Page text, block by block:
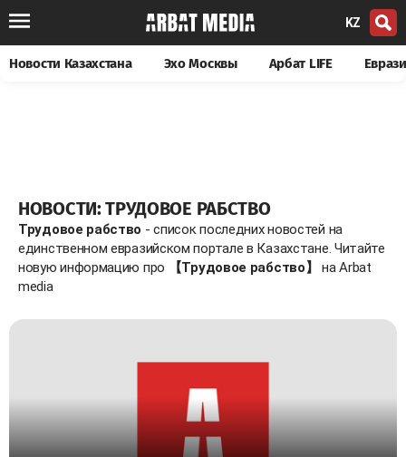
KZ
Новости Казахстана Эхо Москвы Арбат LIFE
НОВОСТИ: ТРУДОВОЕ РАБСТВО
Трудовое рабство - список последних новостей на
единственном евразийском портале в Казахстане. Читайте
новую информацию про
【Трудовое рабство】
на Arbat
media